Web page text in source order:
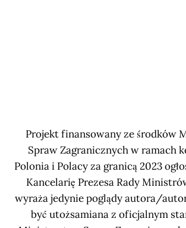
Projekt finansowany ze środków
Spraw Zagranicznych w ramach
Polonia i Polacy za granicą 2023
Kancelarię Prezesa Rady
wyraża jedynie poglądy autora/
być utożsamiana z oficjalnym